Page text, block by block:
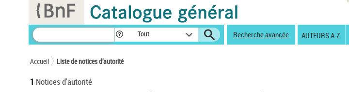
Tout Recherche avancée AUTEURS A-Z
Accueil Liste de notices d’autorité
1 Notices d'autorité
Panneau de gestion des cookies